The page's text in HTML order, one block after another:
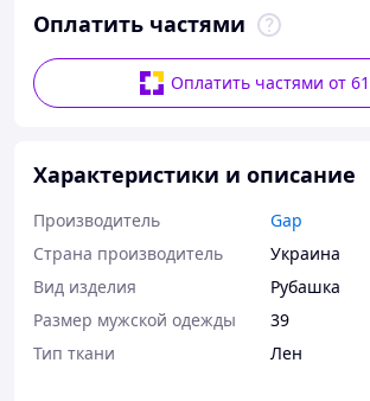
Оплатить частями
Оплатить частями от
Характеристики и описание
Производитель
Gap
Страна производитель
Украина
Вид изделия
Рубашка
Размер мужской одежды
39
Тип ткани
Лен